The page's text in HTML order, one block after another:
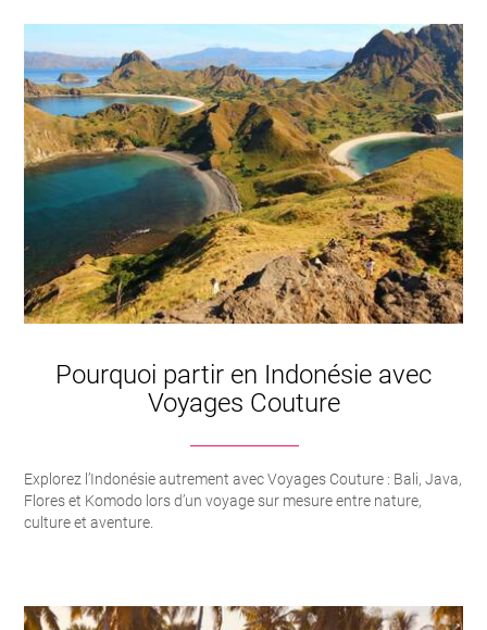
Pourquoi partir en Indonésie avec
Voyages Couture
Explorez l’Indonésie autrement avec Voyages Couture : Bali, Java,
Flores et Komodo lors d’un voyage sur mesure entre nature,
culture et aventure.